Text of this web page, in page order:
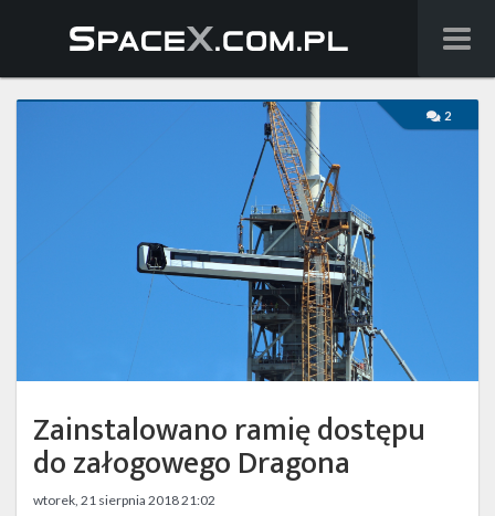
Wiadomości
Lista startów
Facebook
Twitter
2
Zainstalowano ramię dostępu
do załogowego Dragona
wtorek, 21 sierpnia 2018 21:02